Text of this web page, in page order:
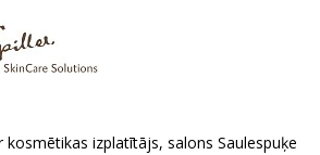
kosmētikas izplatītājs, salons Saulespuķe